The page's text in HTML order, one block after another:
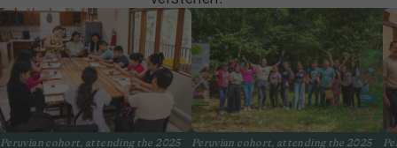
Peruvian cohort, attending the 2025 Peruvian cohort, attending the 2025